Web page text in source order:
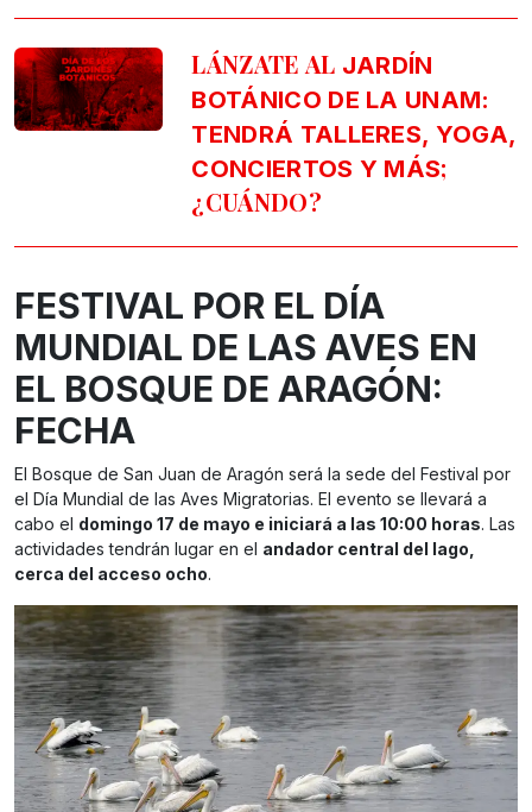
LÁNZATE AL JARDÍN
BOTÁNICO DE LA UNAM:
TENDRÁ TALLERES, YOGA,
CONCIERTOS Y MÁS;
¿CUÁNDO?
FESTIVAL POR EL DÍA
MUNDIAL DE LAS AVES EN
EL BOSQUE DE ARAGÓN:
FECHA
El Bosque de San Juan de Aragón será la sede del Festival por
el Día Mundial de las Aves Migratorias. El evento se llevará a
cabo el domingo 17 de mayo e iniciará a las 10:00 horas. Las
actividades tendrán lugar en el andador central del lago,
cerca del acceso ocho.